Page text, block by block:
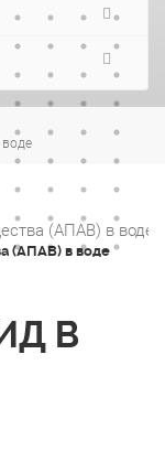
(АПАВ) в воде
В